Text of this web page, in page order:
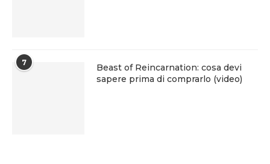
7
Beast of Reincarnation: cosa devi
sapere prima di comprarlo (video)